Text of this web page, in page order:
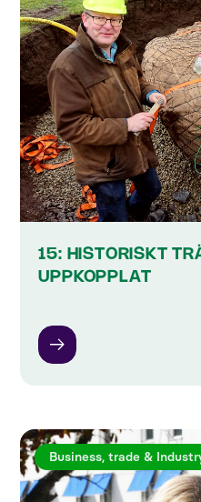
15: HISTORISKT
UPPKOPPLAT
Business, trade &